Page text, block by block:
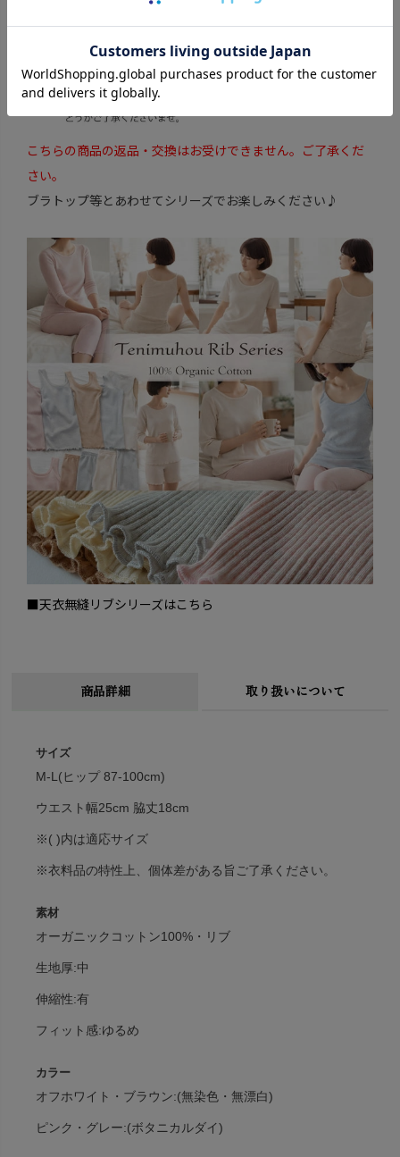
こちらの商品の返品・交換はお受けできません。ご了承くだ
さい。
ブラトップ等とあわせてシリーズでお楽しみください♪
■天衣無縫リブシリーズはこちら
商品詳細 取り扱いについて
サイズ
M-L(ヒップ 87-100cm)
ウエスト幅25cm 脇丈18cm
※( )内は適応サイズ
※衣料品の特性上、個体差がある旨ご了承ください。
素材
オーガニックコットン100%・リブ
生地厚:中
伸縮性:有
フィット感:ゆるめ
カラー
オフホワイト・ブラウン:(無染色・無漂白)
ピンク・グレー:(ボタニカルダイ)